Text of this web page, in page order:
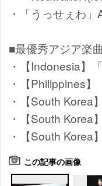
・「うっせぇわ」
■最優秀アジア楽
・【Indonesia】
・【Philippines
・【South Korea
・【South Korea
・【South Korea
この記事の画像